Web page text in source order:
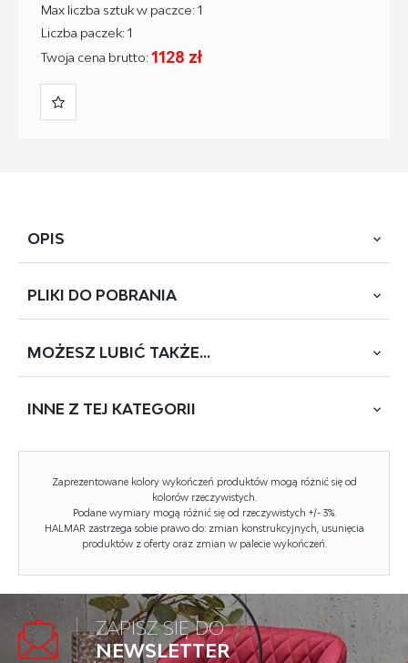
Twoja cena brutto:1128 zł
Max liczba sztuk w paczce: 1
Liczba paczek: 1
OPIS
wymiary: 140/80/75 cm, stół + 6 krzeseł, materiał: MDF
- czarny
Stelaż materiał: metal
Długość (zakres): 140
Szerokość (Zakres): 80
Stelaż kolor: czarny
PLIKI DO POBRANIA
BOLIVAR (TH1194)
Zaprezentowane kolory wykończeń produktów mogą różnić się od
kolorów rzeczywistych.
Podane wymiary mogą różnić się od rzeczywistych +/- 3%.
HALMAR zastrzega sobie prawo do: zmian konstrukcyjnych, usunięcia
produktów z oferty oraz zmian w palecie wykończeń.
MOŻESZ LUBIĆ TAKŻE...
BOLIVAR KN1 konsolka dąb złoty / czarny...
INNE Z TEJ KATEGORII
ZAPISZ SIĘ DO
NEWSLETTER